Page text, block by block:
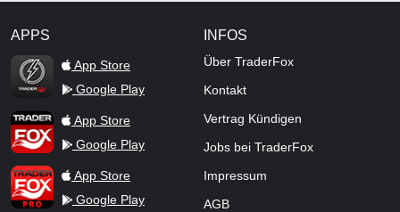
APPS
TraderFox Flash
App Store
Google Play
TraderFox AppApp Store
Google Play
TraderFox ProApp Store
Google Play
INFOS
Über TraderFox
Kontakt
Vertrag Kündigen
Jobs bei TraderFox
Impressum
AGB